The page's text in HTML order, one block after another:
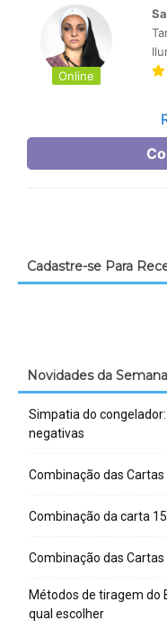
Cadastre-se Para
Novidades da Semana
Simpatia do
negativas
Combinação das Cartas
Combinação da carta
Combinação das
Métodos de tiragem do
qual escolher